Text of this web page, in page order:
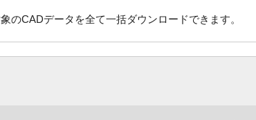
のCADデータを全て一括ダウンロードできます。